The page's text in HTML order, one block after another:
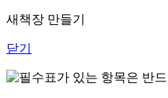
새책장 만들기
닫기
표가 있는 항목은 반